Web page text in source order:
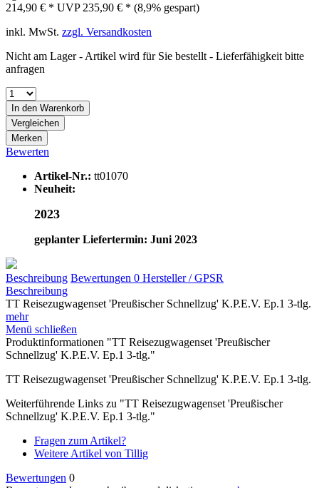
214,90 € * UVP 235,90 € * (8,9% gespart)
inkl. MwSt. zzgl. Versandkosten
Nicht am Lager - Artikel wird für Sie bestellt - Lieferfähigkeit bitte
anfragen
In den Warenkorb
Vergleichen
Merken
Bewerten
Artikel-Nr.: tt01070
Neuheit:
2023
geplanter Liefertermin: Juni 2023
Beschreibung Bewertungen 0 Hersteller / GPSR
Beschreibung
TT Reisezugwagenset 'Preußischer Schnellzug' K.P.E.V. Ep.1 3-tlg.
mehr
Menü schließen
Produktinformationen "TT Reisezugwagenset 'Preußischer
Schnellzug' K.P.E.V. Ep.1 3-tlg."
TT Reisezugwagenset 'Preußischer Schnellzug' K.P.E.V. Ep.1 3-tlg.
Weiterführende Links zu "TT Reisezugwagenset 'Preußischer
Schnellzug' K.P.E.V. Ep.1 3-tlg."
Fragen zum Artikel?
Weitere Artikel von Tillig
Bewertungen 0